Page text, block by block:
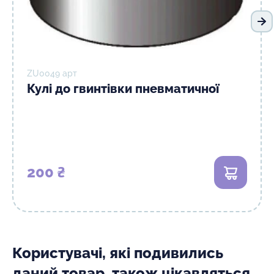
ZU0049 арт
Кулі до гвинтівки пневматичної
200 ₴ В кошик
Користувачі, які подивились